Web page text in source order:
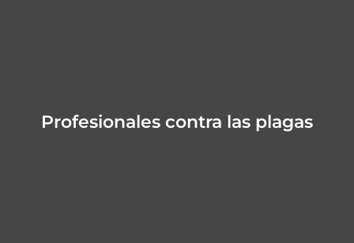
Profesionales contra las plagas